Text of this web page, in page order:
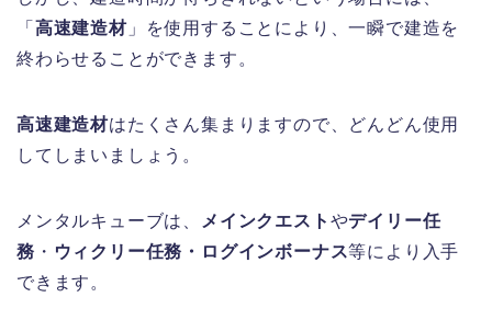
「 高速建造材」を使用することにより、一瞬で建造を
終わらせることができます。
高速建造材はたくさん集まりますので、どんどん使用
してしまいましょう。
メンタルキューブは、 メインクエスト やデイリー任
務 ・ ウィクリー任務・ログインボーナス等により入手
できます。